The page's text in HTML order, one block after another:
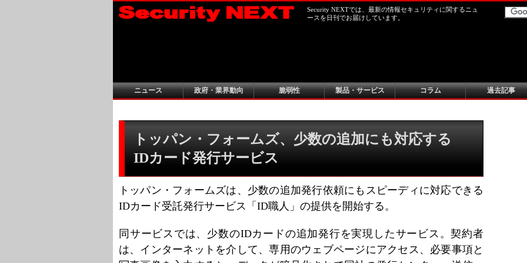
Security NEXTでは、最新の情報セキュリティに関するニュ
ースを日刊でお届けしています。
ニュース 政府・業界動向 脆弱性 製品・サービス コラム 過去記事
トッパン・フォームズ、少数の追加にも対応する
IDカード発行サービス
トッパン・フォームズは、少数の追加発行依頼にもスピーディに対応できる
IDカード受託発行サービス「ID職人」の提供を開始する。
同サービスでは、少数のIDカードの追加発行を実現したサービス。契約者
は、インターネットを介して、専用のウェブページにアクセス、必要事項と